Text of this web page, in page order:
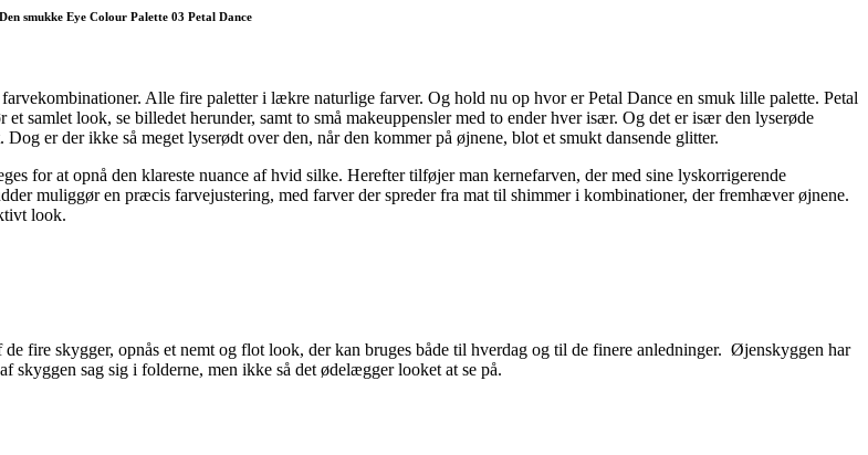
Den smukke Eye Colour Palette 03 Petal Dance
Alle fire paletter i lækre naturlige farver. Og hold nu op hvor er Petal Dance en smuk lille palette. Petal
samlet look, se billedet herunder, samt to små makeuppensler med to ender hver især. Og det er især den lyserøde
er der ikke så meget lyserødt over den, når den kommer på øjnene, blot et smukt dansende glitter.
for at opnå den klareste nuance af hvid silke. Herefter tilføjer man kernefarven, der med sine lyskorrigerende
muliggør en præcis farvejustering, med farver der spreder fra mat til shimmer i kombinationer, der fremhæver øjnene.
look.
fire skygger, opnås et nemt og flot look, der kan bruges både til hverdag og til de finere anledninger. Øjenskyggen har
skyggen sag sig i folderne, men ikke så det ødelægger looket at se på.